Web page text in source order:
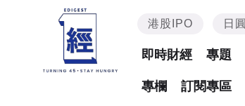
港股IPO 日圓
即時財經 專題
專欄 訂閱專區